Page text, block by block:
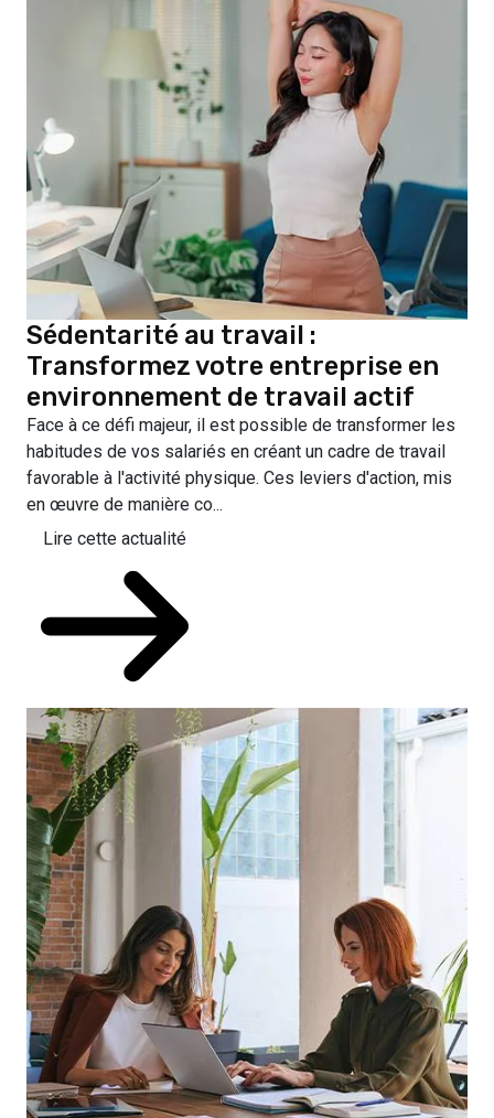
Sédentarité au travail :
Transformez votre entreprise en
environnement de travail actif
Face à ce défi majeur, il est possible de transformer les
habitudes de vos salariés en créant un cadre de travail
favorable à l'activité physique. Ces leviers d'action, mis
en œuvre de manière co...
Lire cette actualité